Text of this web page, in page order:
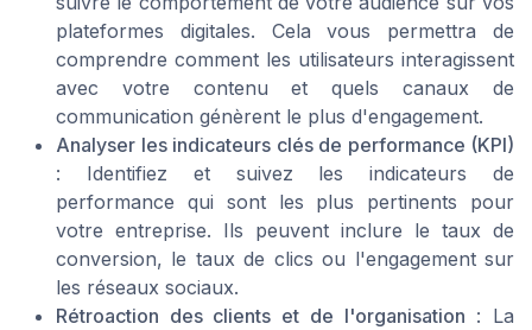
plateformes digitales. Cela vous permettra de
comprendre comment les utilisateurs interagissent
avec votre contenu et quels canaux de
communication génèrent le plus d'engagement.
Analyser les indicateurs clés de performance (KPI)
: Identifiez et suivez les indicateurs de
performance qui sont les plus pertinents pour
votre entreprise. Ils peuvent inclure le taux de
conversion, le taux de clics ou l'engagement sur
les réseaux sociaux.
Rétroaction des clients et de l'organisation : La